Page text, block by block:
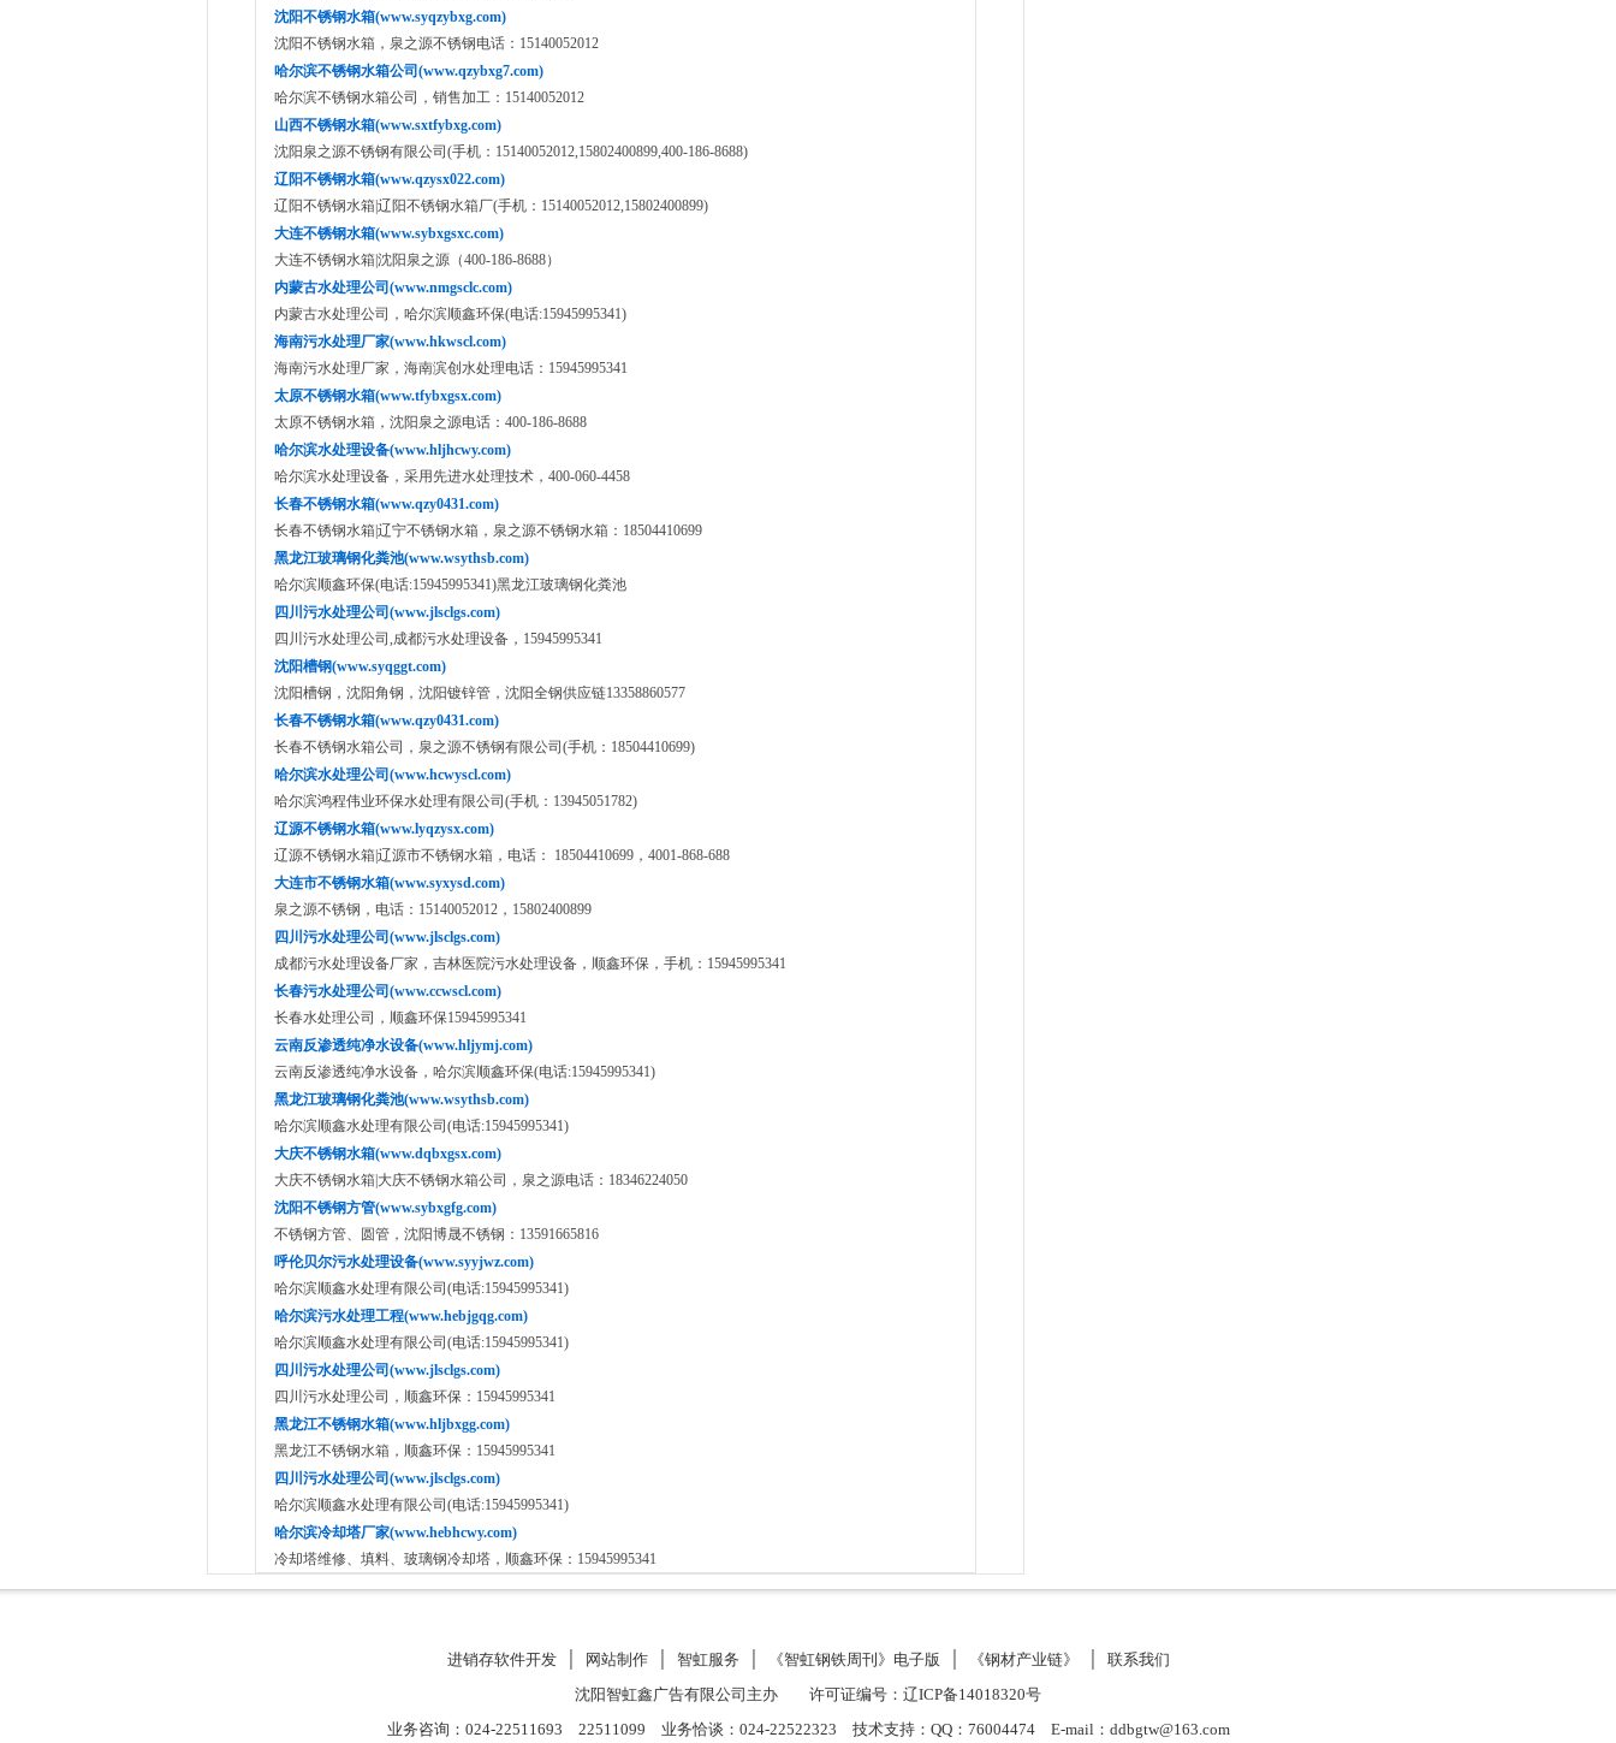
沈阳不锈钢水箱(www.syqzybxg.com)
沈阳不锈钢水箱，泉之源不锈钢电话：15140052012
哈尔滨不锈钢水箱公司(www.qzybxg7.com)
哈尔滨不锈钢水箱公司，销售加工：15140052012
山西不锈钢水箱(www.sxtfybxg.com)
沈阳泉之源不锈钢有限公司(手机：15140052012,15802400899,400-186-8688)
辽阳不锈钢水箱(www.qzysx022.com)
辽阳不锈钢水箱|辽阳不锈钢水箱厂(手机：15140052012,15802400899)
大连不锈钢水箱(www.sybxgsxc.com)
大连不锈钢水箱|沈阳泉之源（400-186-8688）
内蒙古水处理公司(www.nmgsclc.com)
内蒙古水处理公司，哈尔滨顺鑫环保(电话:15945995341)
海南污水处理厂家(www.hkwscl.com)
海南污水处理厂家，海南滨创水处理电话：15945995341
太原不锈钢水箱(www.tfybxgsx.com)
太原不锈钢水箱，沈阳泉之源电话：400-186-8688
哈尔滨水处理设备(www.hljhcwy.com)
哈尔滨水处理设备，采用先进水处理技术，400-060-4458
长春不锈钢水箱(www.qzy0431.com)
长春不锈钢水箱|辽宁不锈钢水箱，泉之源不锈钢水箱：18504410699
黑龙江玻璃钢化粪池(www.wsythsb.com)
哈尔滨顺鑫环保(电话:15945995341)黑龙江玻璃钢化粪池
四川污水处理公司(www.jlsclgs.com)
四川污水处理公司,成都污水处理设备，15945995341
沈阳槽钢(www.syqggt.com)
沈阳槽钢，沈阳角钢，沈阳镀锌管，沈阳全钢供应链13358860577
长春不锈钢水箱(www.qzy0431.com)
长春不锈钢水箱公司，泉之源不锈钢有限公司(手机：18504410699)
哈尔滨水处理公司(www.hcwyscl.com)
哈尔滨鸿程伟业环保水处理有限公司(手机：13945051782)
辽源不锈钢水箱(www.lyqzysx.com)
辽源不锈钢水箱|辽源市不锈钢水箱，电话： 18504410699，4001-868-688
大连市不锈钢水箱(www.syxysd.com)
泉之源不锈钢，电话：15140052012，15802400899
四川污水处理公司(www.jlsclgs.com)
成都污水处理设备厂家，吉林医院污水处理设备，顺鑫环保，手机：15945995341
长春污水处理公司(www.ccwscl.com)
长春水处理公司，顺鑫环保15945995341
云南反渗透纯净水设备(www.hljymj.com)
云南反渗透纯净水设备，哈尔滨顺鑫环保(电话:15945995341)
黑龙江玻璃钢化粪池(www.wsythsb.com)
哈尔滨顺鑫水处理有限公司(电话:15945995341)
大庆不锈钢水箱(www.dqbxgsx.com)
大庆不锈钢水箱|大庆不锈钢水箱公司，泉之源电话：18346224050
沈阳不锈钢方管(www.sybxgfg.com)
不锈钢方管、圆管，沈阳博晟不锈钢：13591665816
呼伦贝尔污水处理设备(www.syyjwz.com)
哈尔滨顺鑫水处理有限公司(电话:15945995341)
哈尔滨污水处理工程(www.hebjgqg.com)
哈尔滨顺鑫水处理有限公司(电话:15945995341)
四川污水处理公司(www.jlsclgs.com)
四川污水处理公司，顺鑫环保：15945995341
黑龙江不锈钢水箱(www.hljbxgg.com)
黑龙江不锈钢水箱，顺鑫环保：15945995341
四川污水处理公司(www.jlsclgs.com)
哈尔滨顺鑫水处理有限公司(电话:15945995341)
哈尔滨冷却塔厂家(www.hebhcwy.com)
冷却塔维修、填料、玻璃钢冷却塔，顺鑫环保：15945995341
进销存软件开发│ 网站制作│ 智虹服务 《智虹钢铁周刊》电子版 《钢材产业链》
联系我们
沈阳智虹鑫广告有限公司主办 许可证编号： 辽ICP备14018320号
业务咨询：024-22511693 22511099 业务恰谈：024-22522323 技术支持：QQ：76004474 E-mail：ddbgtw@163.com